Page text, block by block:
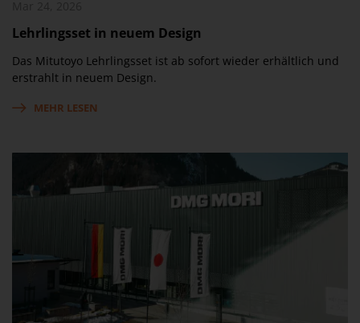
Lehrlingsset in neuem Design
Das Mitutoyo Lehrlingsset ist ab sofort wieder erhältlich und
erstrahlt in neuem Design.
MEHR LESEN